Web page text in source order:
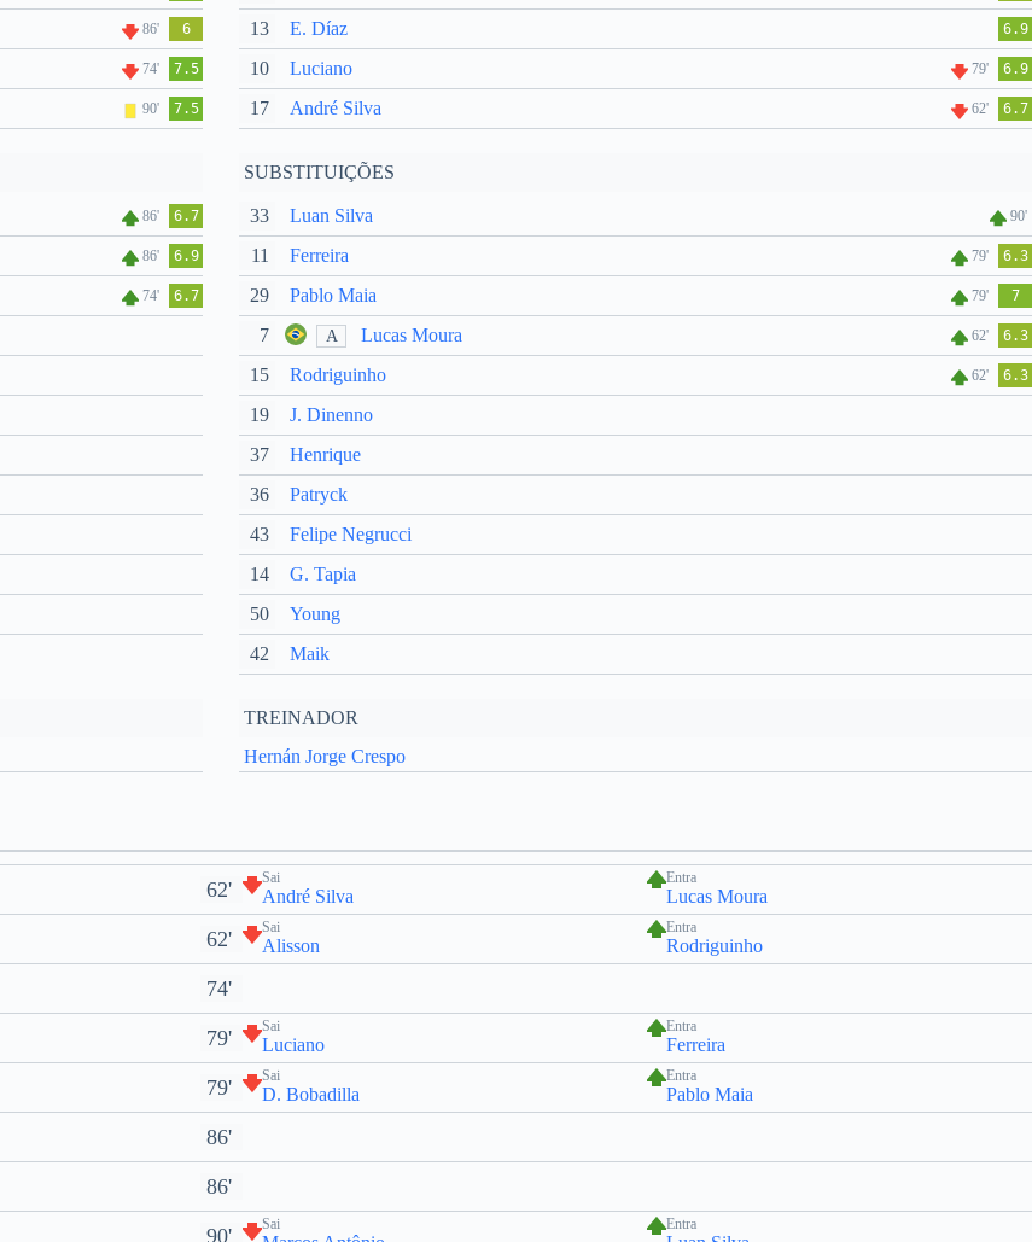
86' 6
74' 7.5
90' 7.5
86' 6.7
86' 6.9
74' 6.7
13 E. Díaz 6.9
10 Luciano 79' 6.9
17 André Silva 62' 6.7
SUBSTITUIÇÕES
33 Luan Silva 90'
11 Ferreira 79' 6.3
29 Pablo Maia 79' 7
7 A Lucas Moura 62' 6.3
15 Rodriguinho 62' 6.3
19
J. Dinenno
37
Henrique
36
Patryck
43
Felipe Negrucci
14
G. Tapia
50
Young
42
Maik
TREINADOR
Hernán Jorge Crespo
62' Sai
André Silva
Entra
Lucas Moura
62' Sai
Alisson
Entra
Rodriguinho
74'
79' Sai
Luciano
Entra
Ferreira
79' Sai
D. Bobadilla
Entra
Pablo Maia
86'
86'
90' Sai Entra